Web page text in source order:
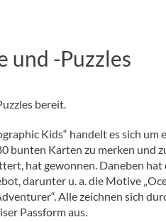
und -Puzzles
bereit.
Kids“ handelt es sich um
bunten Karten zu merken und
hat gewonnen. Daneben
darunter u. a. die Motive
Alle zeichnen sich
Passform aus.